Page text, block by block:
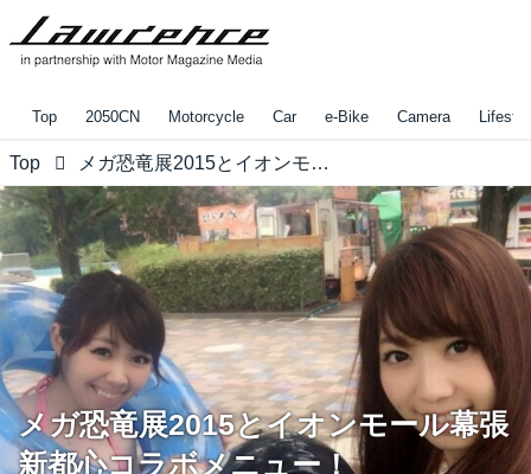
Top 2050CN Motorcycle Car e-Bike Camera
Top メガ恐竜展2015とイオンモール幕張新都心コラボメニュー！
メガ恐竜展2015とイオンモール幕張
新都心コラボメニュー！